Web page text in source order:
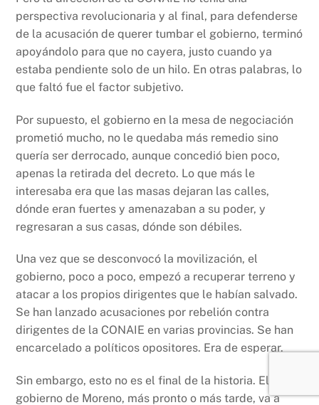
perspectiva revolucionaria y al final, para defenderse
de la acusación de querer tumbar el gobierno, terminó
apoyándolo para que no cayera, justo cuando ya
estaba pendiente solo de un hilo. En otras palabras, lo
que faltó fue el factor subjetivo.
Por supuesto, el gobierno en la mesa de negociación
prometió mucho, no le quedaba más remedio sino
quería ser derrocado, aunque concedió bien poco,
apenas la retirada del decreto. Lo que más le
interesaba era que las masas dejaran las calles,
dónde eran fuertes y amenazaban a su poder, y
regresaran a sus casas, dónde son débiles.
Una vez que se desconvocó la movilización, el
gobierno, poco a poco, empezó a recuperar terreno y
atacar a los propios dirigentes que le habían salvado.
Se han lanzado acusaciones por rebelión contra
dirigentes de la CONAIE en varias provincias. Se han
encarcelado a políticos opositores. Era de esperar.
Sin embargo, esto no es el final de la historia. El
gobierno de Moreno, más pronto o más tarde, va a